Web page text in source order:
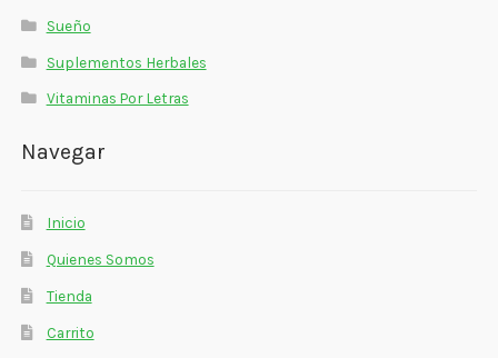
Sueño
Suplementos Herbales
Vitaminas Por Letras
Navegar
Inicio
Quienes Somos
Tienda
Carrito